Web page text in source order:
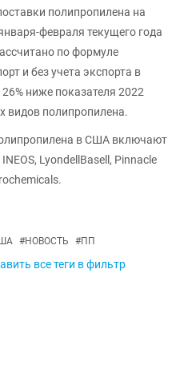
полипропилена на
февраля текущего года
по формуле
и без учета экспорта в
ниже показателя 2022
видов полипропилена.
в США включают
LyondellBasell, Pinnacle
#НОВОСТЬ #ПП
все теги в фильтр